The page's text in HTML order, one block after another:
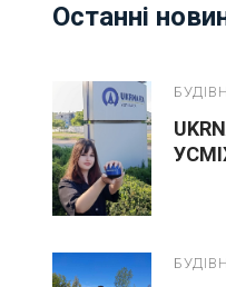
Останні